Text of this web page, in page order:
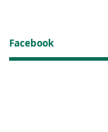
Facebook